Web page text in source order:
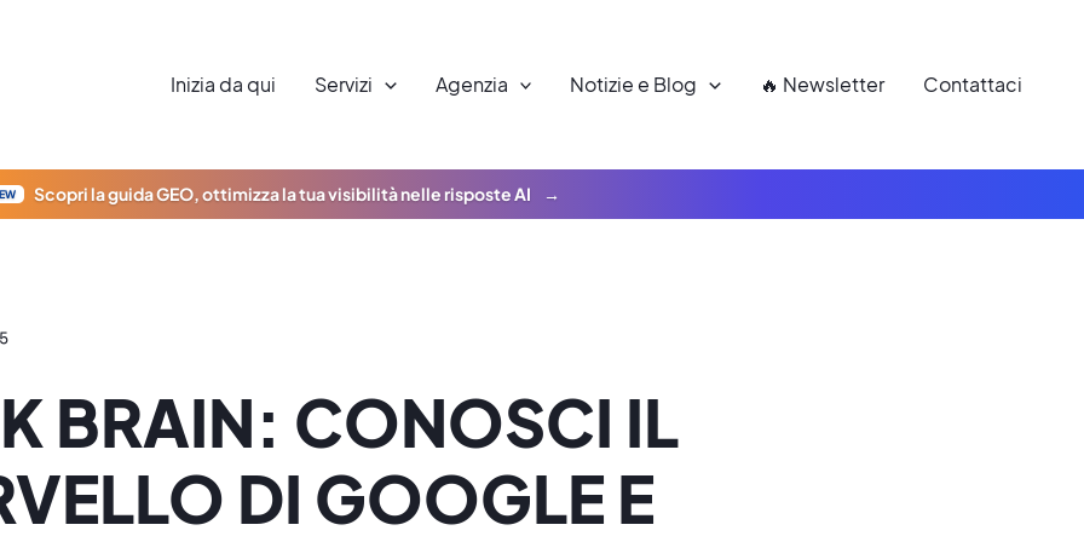
Inizia da qui Servizi Agenzia Notizie e Blog 🔥 Newsletter Contattaci
Scopri la guida GEO, ottimizza la tua visibilità nelle risposte AI
BRAIN: CONOSCI IL
DI GOOGLE E